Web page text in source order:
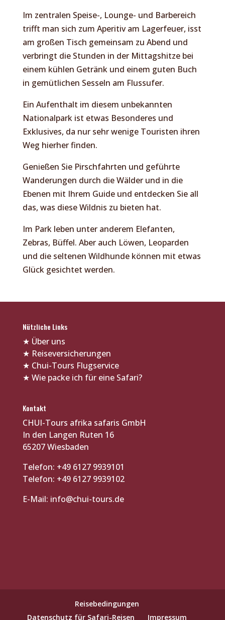
Im zentralen Speise-, Lounge- und Barbereich
trifft man sich zum Aperitiv am Lagerfeuer, isst
am großen Tisch gemeinsam zu Abend und
verbringt die Stunden in der Mittagshitze bei
einem kühlen Getränk und einem guten Buch
in gemütlichen Sesseln am Flussufer.
Ein Aufenthalt im diesem unbekannten
Nationalpark ist etwas Besonderes und
Exklusives, da nur sehr wenige Touristen ihren
Weg hierher finden.
Genießen Sie Pirschfahrten und geführte
Wanderungen durch die Wälder und in die
Ebenen mit Ihrem Guide und entdecken Sie all
das, was diese Wildnis zu bieten hat.
Im Park leben unter anderem Elefanten,
Zebras, Büffel. Aber auch Löwen, Leoparden
und die seltenen Wildhunde können mit etwas
Glück gesichtet werden.
Nützliche Links
★ Über uns
★ Reiseversicherungen
★ Chui-Tours Flugservice
★ Wie packe ich für eine Safari?
Kontakt
CHUI-Tours afrika safaris GmbH
In den Langen Ruten 16
65207 Wiesbaden
Telefon: +49 6127 9939101
Telefon: +49 6127 9939102
E-Mail: info@chui-tours.de
Reisebedingungen
Datenschutz für Safari-Reisen
Impressum